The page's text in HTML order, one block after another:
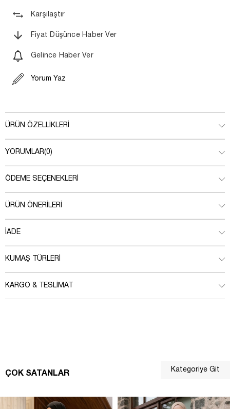
Karşılaştır
Fiyat Düşünce Haber Ver
Gelince Haber Ver
Yorum Yaz
ÜRÜN ÖZELLIKLERI
YORUMLAR(0)
ÖDEME SEÇENEKLERI
ÜRÜN ÖNERILERI
İADE
KUMAŞ TÜRLERI
KARGO & TESLIMAT
ÇOK SATANLAR
Kategoriye Git